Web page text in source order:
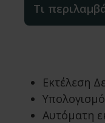
Τι
Εκτέλεση
Αυτόματη